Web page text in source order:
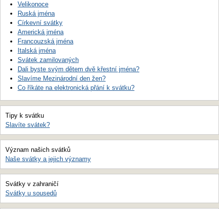
Velikonoce
Ruská jména
Církevní svátky
Americká jména
Francouzská jména
Italská jména
Svátek zamilovaných
Dali byste svým dětem dvě křestní jména?
Slavíme Mezinárodní den žen?
Co říkáte na elektronická přání k svátku?
Tipy k svátku
Slavíte svátek?
Význam našich svátků
Naše svátky a jejich významy
Svátky v zahraničí
Svátky u sousedů